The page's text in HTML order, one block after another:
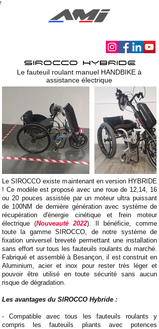
!
SIROCCO HYBRIDE
Le fauteuil roulant manuel HANDBIKE à
assistance électrique
Le SIROCCO existe maintenant en version HYBRIDE
! Ce modèle est proposé avec une roue de 12,14, 16
ou 20 pouces assistée par un moteur ultra puissant
de 100NM de dernière génération avec système de
récupération d'énergie cinétique et frein moteur
électrique (Nouveauté 2022). Il bénéficie, comme
toute la gamme SIROCCO, de notre système de
fixation universel breveté permettant une installation
sans effort sur tous les fauteuils roulants du marché.
Fabriqué et assemblé à Besançon, il est construit en
Aluminium, acier et inox pour rester très léger et
pouvoir être utilisé en toute sécurité sans aucun
risque de dégradation.
​Les avantages du SIROCCO Hybride :
​- Compatible avec tous les fauteuils roulants y
compris les fauteuils pliants avec potences